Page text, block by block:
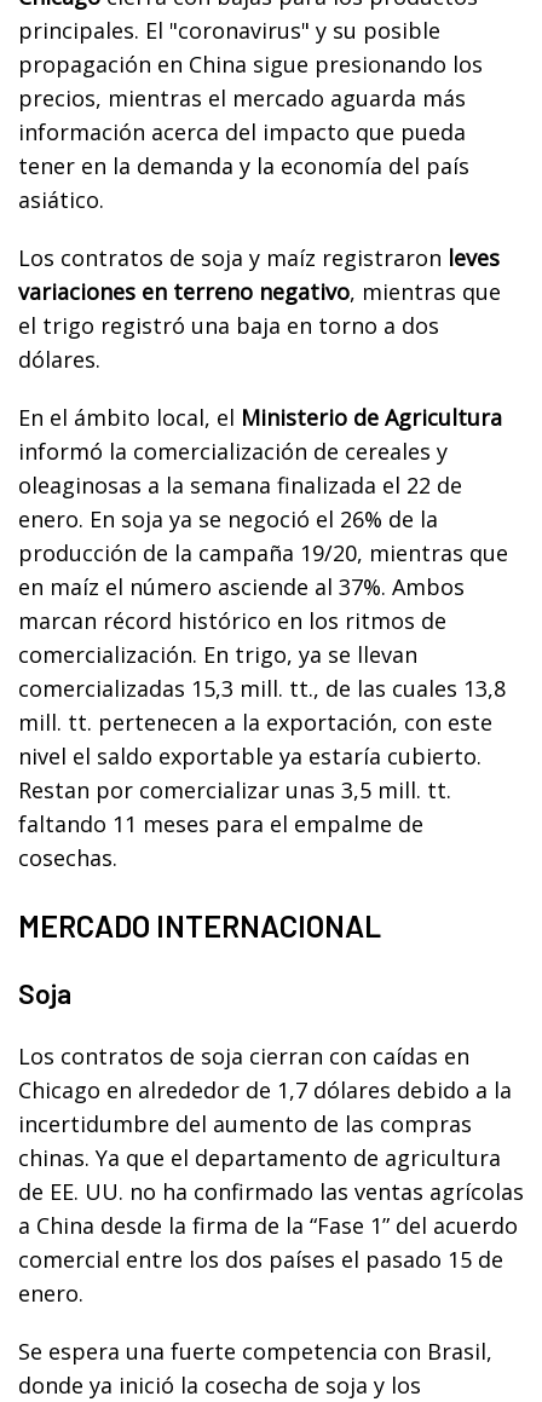
principales. El "coronavirus" y su posible
propagación en China sigue presionando los
precios, mientras el mercado aguarda más
información acerca del impacto que pueda
tener en la demanda y la economía del país
asiático.
Los contratos de soja y maíz registraron leves
variaciones en terreno negativo, mientras que
el trigo registró una baja en torno a dos
dólares.
En el ámbito local, el Ministerio de Agricultura
informó la comercialización de cereales y
oleaginosas a la semana finalizada el 22 de
enero. En soja ya se negoció el 26% de la
producción de la campaña 19/20, mientras que
en maíz el número asciende al 37%. Ambos
marcan récord histórico en los ritmos de
comercialización. En trigo, ya se llevan
comercializadas 15,3 mill. tt., de las cuales 13,8
mill. tt. pertenecen a la exportación, con este
nivel el saldo exportable ya estaría cubierto.
Restan por comercializar unas 3,5 mill. tt.
faltando 11 meses para el empalme de
cosechas.
MERCADO INTERNACIONAL
Soja
Los contratos de soja cierran con caídas en
Chicago en alrededor de 1,7 dólares debido a la
incertidumbre del aumento de las compras
chinas. Ya que el departamento de agricultura
de EE. UU. no ha confirmado las ventas agrícolas
a China desde la firma de la “Fase 1” del acuerdo
comercial entre los dos países el pasado 15 de
enero.
Se espera una fuerte competencia con Brasil,
donde ya inició la cosecha de soja y los